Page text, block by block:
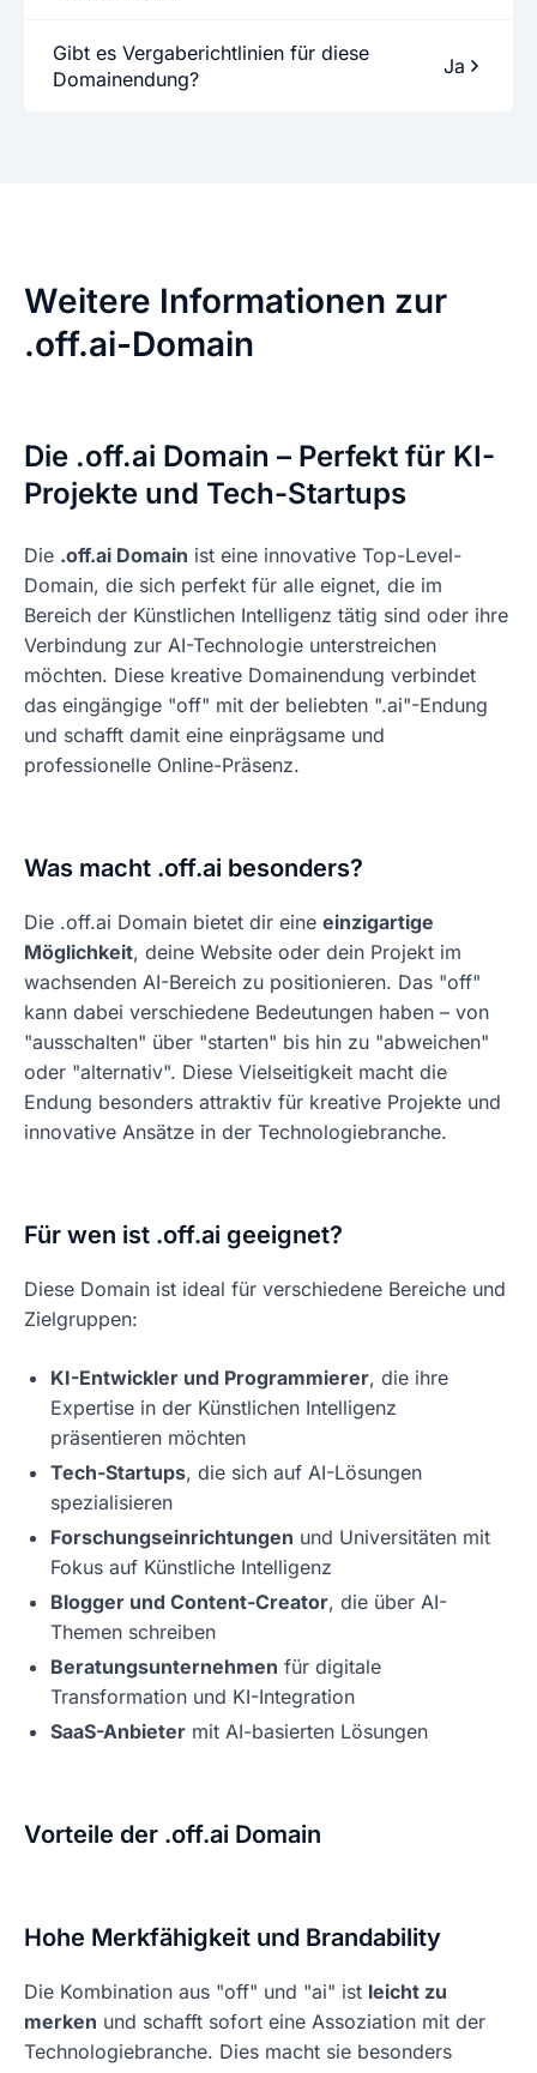
Gibt es Vergaberichtlinien für diese
Domainendung?
Ja
Weitere Informationen zur
.off.ai-Domain
Die .off.ai Domain – Perfekt für KI-
Projekte und Tech-Startups
Die .off.ai Domain ist eine innovative Top-Level-
Domain, die sich perfekt für alle eignet, die im
Bereich der Künstlichen Intelligenz tätig sind oder ihre
Verbindung zur AI-Technologie unterstreichen
möchten. Diese kreative Domainendung verbindet
das eingängige "off" mit der beliebten ".ai"-Endung
und schafft damit eine einprägsame und
professionelle Online-Präsenz.
Was macht .off.ai besonders?
Die .off.ai Domain bietet dir eine einzigartige
Möglichkeit, deine Website oder dein Projekt im
wachsenden AI-Bereich zu positionieren. Das "off"
kann dabei verschiedene Bedeutungen haben – von
"ausschalten" über "starten" bis hin zu "abweichen"
oder "alternativ". Diese Vielseitigkeit macht die
Endung besonders attraktiv für kreative Projekte und
innovative Ansätze in der Technologiebranche.
Für wen ist .off.ai geeignet?
Diese Domain ist ideal für verschiedene Bereiche und
Zielgruppen:
KI-Entwickler und Programmierer, die ihre
Expertise in der Künstlichen Intelligenz
präsentieren möchten
Tech-Startups, die sich auf AI-Lösungen
spezialisieren
Forschungseinrichtungen und Universitäten mit
Fokus auf Künstliche Intelligenz
Blogger und Content-Creator, die über AI-
Themen schreiben
Beratungsunternehmen für digitale
Transformation und KI-Integration
SaaS-Anbieter mit AI-basierten Lösungen
Vorteile der .off.ai Domain
Hohe Merkfähigkeit und Brandability
Die Kombination aus "off" und "ai" ist leicht zu
merken und schafft sofort eine Assoziation mit der
Technologiebranche. Dies macht sie besonders